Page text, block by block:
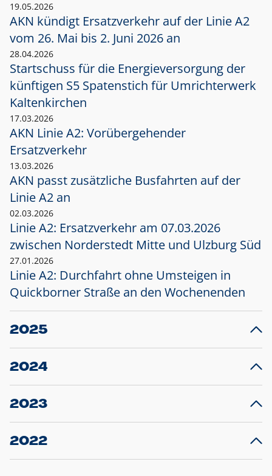
19.05.2026
AKN kündigt Ersatzverkehr auf der Linie A2
vom 26. Mai bis 2. Juni 2026 an
28.04.2026
Startschuss für die Energieversorgung der
künftigen S5 Spatenstich für Umrichterwerk
Kaltenkirchen
17.03.2026
AKN Linie A2: Vorübergehender
Ersatzverkehr
13.03.2026
AKN passt zusätzliche Busfahrten auf der
Linie A2 an
02.03.2026
Linie A2: Ersatzverkehr am 07.03.2026
zwischen Norderstedt Mitte und Ulzburg Süd
27.01.2026
Linie A2: Durchfahrt ohne Umsteigen in
Quickborner Straße an den Wochenenden
2025
23.12.2025
Projekt S5: Start der Bauarbeiten am
2024
10.12.2024
Großprojekt S5: Sperrung der Bahnstraße in
2023
20.12.2023
Schleswig-Holstein verlängert den
2022
22.12.2022